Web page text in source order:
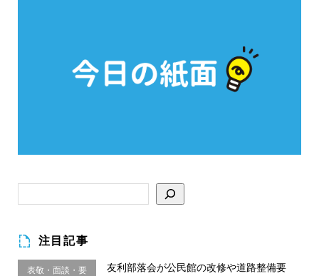
注目記事
表敬・面談・要
友利部落会が公民館の改修や道路整備要